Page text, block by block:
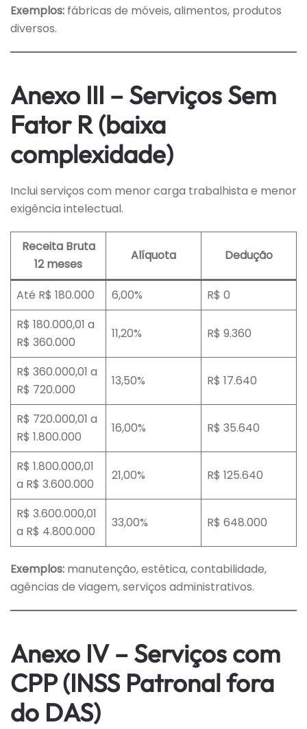
Exemplos: fábricas de móveis, alimentos, produtos
diversos.
Anexo III – Serviços Sem
Fator R (baixa
complexidade)
Inclui serviços com menor carga trabalhista e menor
exigência intelectual.
Receita Bruta
12 meses
Alíquota Dedução
Até R$ 180.000 6,00%
R$ 0
R$ 180.000,01 a
R$ 360.000
11,20% R$ 9.360
R$ 360.000,01 a
R$ 720.000
13,50% R$ 17.640
R$ 720.000,01 a
R$ 1.800.000
16,00% R$ 35.640
R$ 1.800.000,01
a R$ 3.600.000
21,00% R$ 125.640
R$ 3.600.000,01
a R$ 4.800.000
33,00% R$ 648.000
Exemplos: manutenção, estética, contabilidade,
agências de viagem, serviços administrativos.
Anexo IV – Serviços com
CPP (INSS Patronal fora
do DAS)